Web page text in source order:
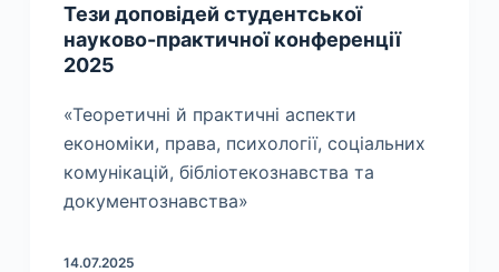
Тези доповідей студентської
науково-практичної конференції
2025
«Теоретичні й практичні аспекти
економіки, права, психології, соціальних
комунікацій, бібліотекознавства та
документознавства»
14.07.2025